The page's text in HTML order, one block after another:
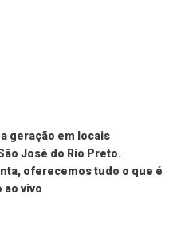
geração em locais
José do Rio Preto.
oferecemos tudo o que é
ao vivo